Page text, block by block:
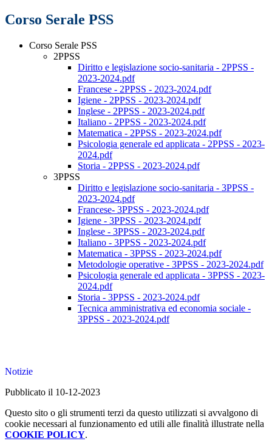
Corso Serale PSS
Corso Serale PSS
2PPSS
Diritto e legislazione socio-sanitaria - 2PPSS -
2023-2024.pdf
Francese - 2PPSS - 2023-2024.pdf
Igiene - 2PPSS - 2023-2024.pdf
Inglese - 2PPSS - 2023-2024.pdf
Italiano - 2PPSS - 2023-2024.pdf
Matematica - 2PPSS - 2023-2024.pdf
Psicologia generale ed applicata - 2PPSS - 2023-
2024.pdf
Storia - 2PPSS - 2023-2024.pdf
3PPSS
Diritto e legislazione socio-sanitaria - 3PPSS -
2023-2024.pdf
Francese- 3PPSS - 2023-2024.pdf
Igiene - 3PPSS - 2023-2024.pdf
Inglese - 3PPSS - 2023-2024.pdf
Italiano - 3PPSS - 2023-2024.pdf
Matematica - 3PPSS - 2023-2024.pdf
Metodologie operative - 3PPSS - 2023-2024.pdf
Psicologia generale ed applicata - 3PPSS - 2023-
2024.pdf
Storia - 3PPSS - 2023-2024.pdf
Tecnica amministrativa ed economia sociale -
3PPSS - 2023-2024.pdf
Notizie
Pubblicato il 10-12-2023
Questo sito o gli strumenti terzi da questo utilizzati si avvalgono di
cookie necessari al funzionamento ed utili alle finalità illustrate nella
COOKIE POLICY.